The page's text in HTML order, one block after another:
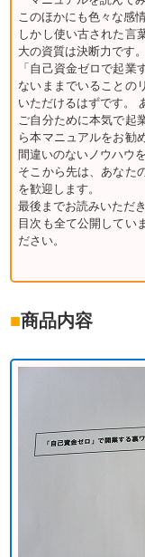
このほかにも色々な感
しかし使い古された言
大の資質は決断力です。
「自己資金ゼロで起業
ないままでいることの
いただけるはずです。
ご自分ために本気で起
ら本マニュアルをお勧
間違いのないノウハウ
そこから先は、あなた
を歓迎します。
最後までお読みいただ
目次も全て公開してい
ださい。
■商品内容